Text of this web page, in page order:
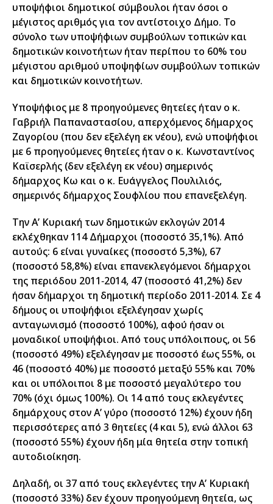
υποψήφιοι δημοτικοί σύμβουλοι ήταν όσοι ο
μέγιστος αριθμός για τον αντίστοιχο Δήμο. Το
σύνολο των υποψήφιων συμβούλων τοπικών και
δημοτικών κοινοτήτων ήταν περίπου το 60% του
μέγιστου αριθμού υποψηφίων συμβούλων τοπικών
και δημοτικών κοινοτήτων.
Υποψήφιος με 8 προηγούμενες θητείες ήταν ο κ.
Γαβριήλ Παπαναστασίου, απερχόμενος δήμαρχος
Ζαγορίου (που δεν εξελέγη εκ νέου), ενώ υποψήφιοι
με 6 προηγούμενες θητείες ήταν ο κ. Κωνσταντίνος
Καϊσερλής (δεν εξελέγη εκ νέου) σημερινός
δήμαρχος Κω και ο κ. Ευάγγελος Πουλιλιός,
σημερινός δήμαρχος Σουφλίου που επανεξελέγη.
Την Α’ Κυριακή των δημοτικών εκλογών 2014
εκλέχθηκαν 114 Δήμαρχοι (ποσοστό 35,1%). Από
αυτούς: 6 είναι γυναίκες (ποσοστό 5,3%), 67
(ποσοστό 58,8%) είναι επανεκλεγόμενοι δήμαρχοι
της περιόδου 2011‐2014, 47 (ποσοστό 41,2%) δεν
ήσαν δήμαρχοι τη δημοτική περίοδο 2011‐2014. Σε 4
δήμους οι υποψήφιοι εξελέγησαν χωρίς
ανταγωνισμό (ποσοστό 100%), αφού ήσαν οι
μοναδικοί υποψήφιοι. Από τους υπόλοιπους, οι 56
(ποσοστό 49%) εξελέγησαν με ποσοστό έως 55%, οι
46 (ποσοστό 40%) με ποσοστό μεταξύ 55% και 70%
και οι υπόλοιποι 8 με ποσοστό μεγαλύτερο του
70% (όχι όμως 100%). Οι 14 από τους εκλεγέντες
δημάρχους στον Α’ γύρο (ποσοστό 12%) έχουν ήδη
περισσότερες από 3 θητείες (4 και 5), ενώ άλλοι 63
(ποσοστό 55%) έχουν ήδη μία θητεία στην τοπική
αυτοδιοίκηση.
Δηλαδή, οι 37 από τους εκλεγέντες την Α’ Κυριακή
(ποσοστό 33%) δεν έχουν προηγούμενη θητεία, ως